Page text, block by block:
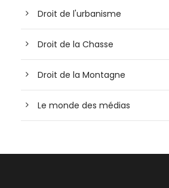
Droit de l'urbanisme
Droit de la Chasse
Droit de la Montagne
Le monde des médias